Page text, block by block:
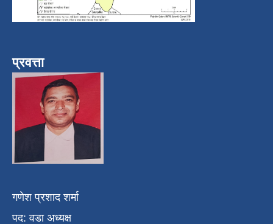
प्रवत्ता
गणेश प्रशाद शर्मा
पद: वडा अध्यक्ष